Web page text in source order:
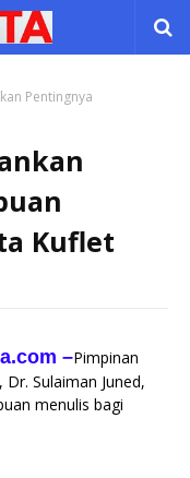
Pentingnya
Kuflet
–Pimpinan
Sulaiman Juned,
menulis bagi